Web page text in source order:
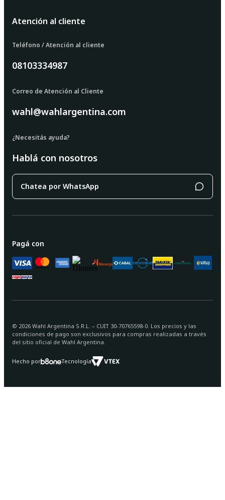
Atención al cliente
Teléfono / Atención al cliente
08103334987
Correo de Atención al Cliente
wahl@wahlargentina.com
¿Necesitás ayuda?
Hablá con nosotros
Chatea por WhatsApp
Pagá con
© 2026 Wahl Argentina S.R.L. – CUIT 30-70765598-0. Los precios y las
condiciones de pago son exclusivos para compras realizadas a través
del sitio oficial de Wahl Argentina.
Hecho por Tecnología